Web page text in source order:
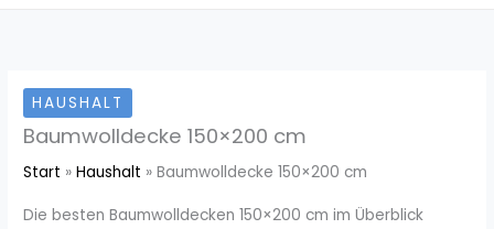
HAUSHALT
Baumwolldecke 150×200 cm
Start Haushalt Baumwolldecke 150×200 cm
Die besten Baumwolldecken 150×200 cm im Überblick